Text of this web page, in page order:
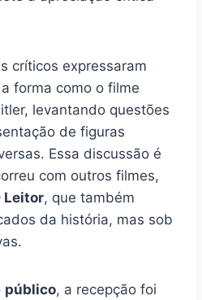
críticos expressaram
forma como o filme
levantando questões
de figuras
Essa discussão é
com outros filmes,
Leitor, que também
da história, mas sob
público, a recepção foi